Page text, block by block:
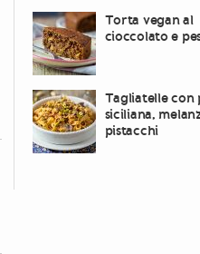
Torta vegan al
cioccolato e
Tagliatelle con
siciliana,
pistacchi